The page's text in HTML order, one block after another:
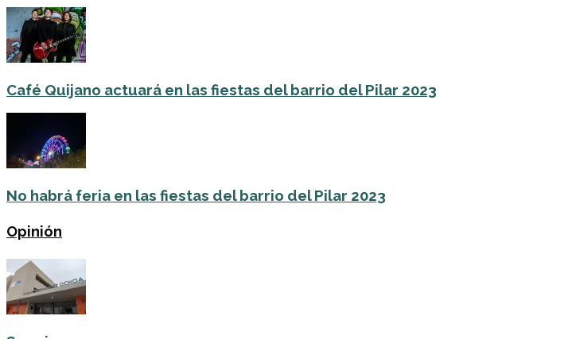
Café Quijano actuará en las fiestas del barrio del Pilar 2023
No habrá feria en las fiestas del barrio del Pilar 2023
Opinión